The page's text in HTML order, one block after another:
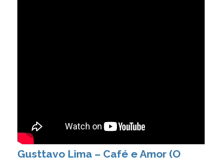
Gusttavo Lima – Café e Amor (O